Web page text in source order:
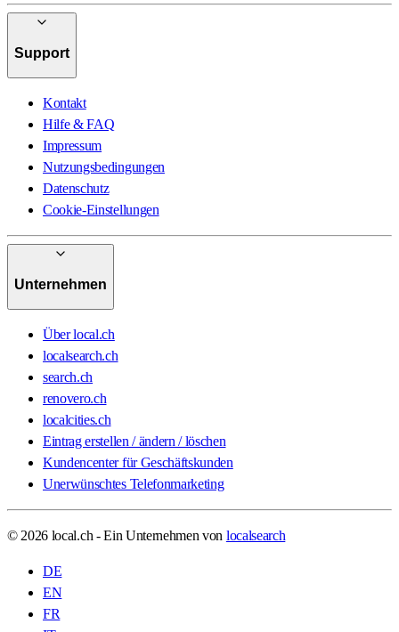
Support
Kontakt
Hilfe & FAQ
Impressum
Nutzungsbedingungen
Datenschutz
Cookie-Einstellungen
Unternehmen
Über local.ch
localsearch.ch
search.ch
renovero.ch
localcities.ch
Eintrag erstellen / ändern / löschen
Kundencenter für Geschäftskunden
Unerwünschtes Telefonmarketing
© 2026 local.ch - Ein Unternehmen von localsearch
DE
EN
FR